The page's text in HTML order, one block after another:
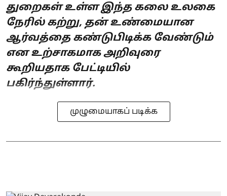
துறைகள் உள்ள இந்த கலை உலகை
நேரில் கற்று, தன் உண்மையான
ஆர்வத்தை கண்டுபிடிக்க வேண்டும்
என உற்சாகமாக அறிவுரை
கூறியதாக பேட்டியில்
பகிர்ந்துள்ளார்.
முழுமையாகப் படிக்க